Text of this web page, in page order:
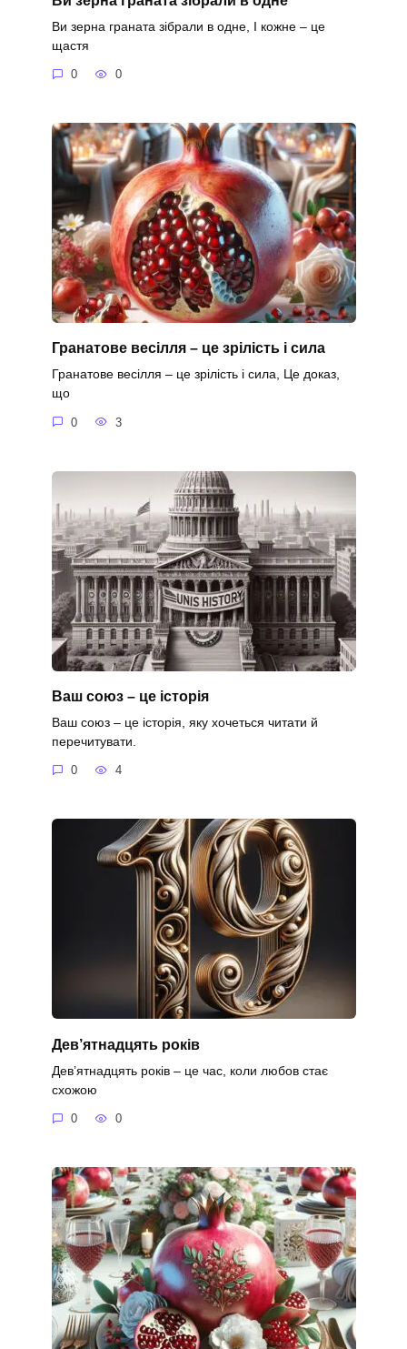
Ви зерна граната зібрали в одне, І кожне – це
щастя
0 0
Гранатове весілля – це зрілість і сила
Гранатове весілля – це зрілість і сила, Це доказ,
що
0 3
Ваш союз – це історія
Ваш союз – це історія, яку хочеться читати й
перечитувати.
0 4
Дев’ятнадцять років
Дев’ятнадцять років – це час, коли любов стає
схожою
0 0